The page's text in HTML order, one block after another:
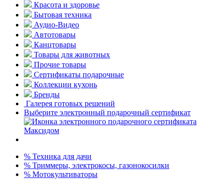
Красота и здоровье
Бытовая техника
Аудио-Видео
Автотовары
Канцтовары
Товары для животных
Прочие товары
Сертификаты подарочные
Коллекции кухонь
Бренды
Галерея готовых решений
Выберите электронный подарочный сертификат
% Техника для дачи
% Триммеры, электрокосы, газонокосилки
% Мотокультиваторы